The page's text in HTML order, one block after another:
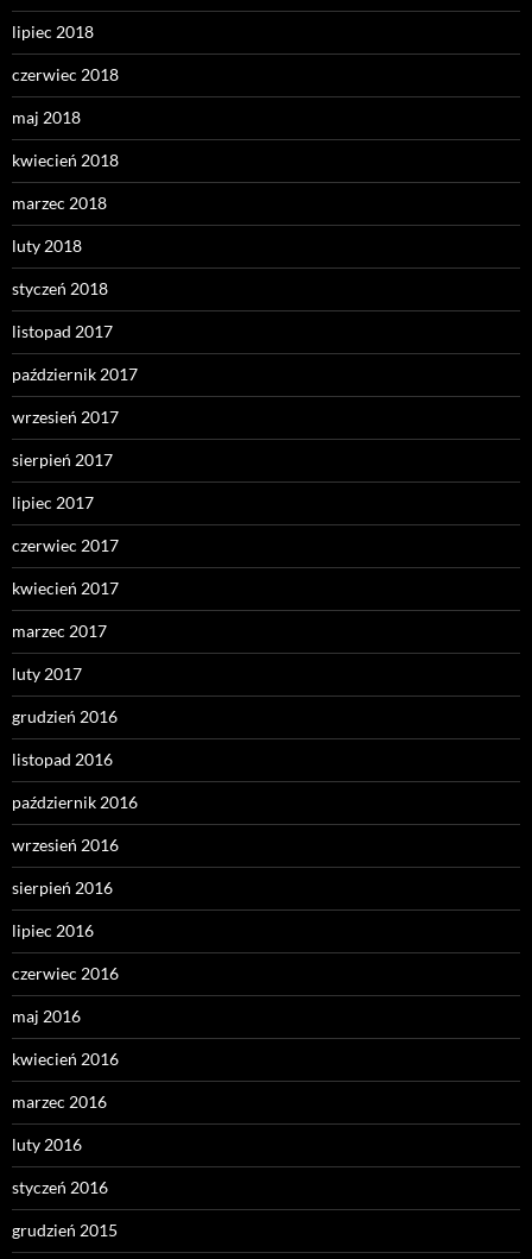
lipiec 2018
czerwiec 2018
maj 2018
kwiecień 2018
marzec 2018
luty 2018
styczeń 2018
listopad 2017
październik 2017
wrzesień 2017
sierpień 2017
lipiec 2017
czerwiec 2017
kwiecień 2017
marzec 2017
luty 2017
grudzień 2016
listopad 2016
październik 2016
wrzesień 2016
sierpień 2016
lipiec 2016
czerwiec 2016
maj 2016
kwiecień 2016
marzec 2016
luty 2016
styczeń 2016
grudzień 2015